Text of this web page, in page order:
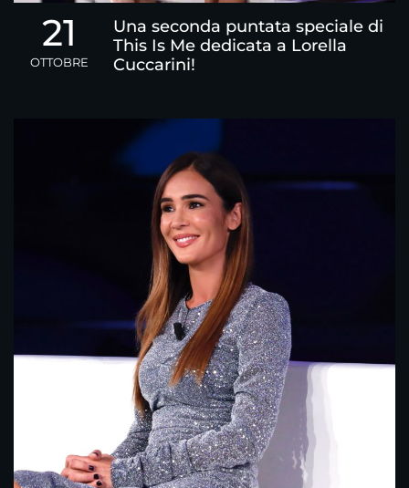
21
OTTOBRE
Una seconda puntata speciale di
This Is Me dedicata a Lorella
Cuccarini!